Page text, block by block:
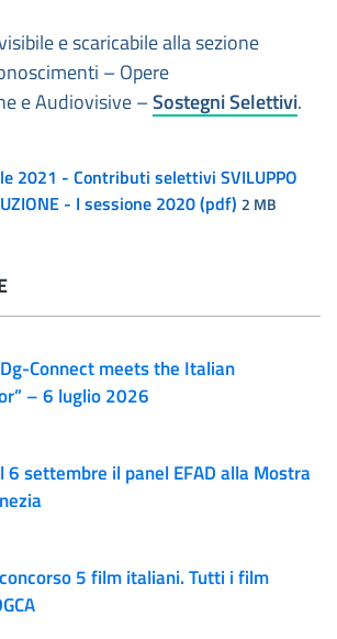
e scaricabile alla sezione
– Opere
e Audiovisive –Sostegni Selettivi.
2021 - Contributi selettivi SVILUPPO
- I sessione 2020 (pdf) 2 MB
Connect meets the Italian
– 6 luglio 2026
6 settembre il panel EFAD alla Mostra
5 film italiani. Tutti i film